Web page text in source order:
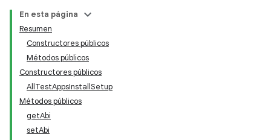
En esta página
Resumen
Constructores públicos
Métodos públicos
Constructores públicos
AllTestAppsInstallSetup
Métodos públicos
getAbi
setAbi